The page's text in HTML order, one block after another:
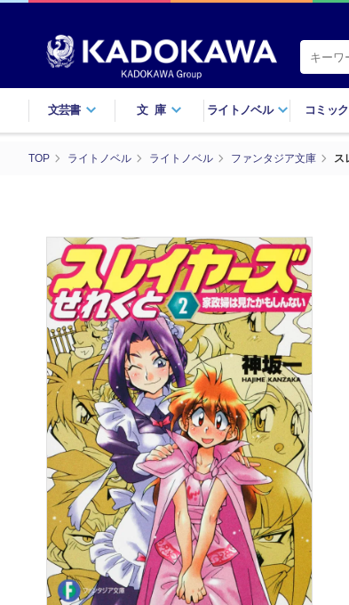
文芸書 文庫 ライトノベル コミック
TOP ライトノベル ライトノベル ファンタジア文庫 ス